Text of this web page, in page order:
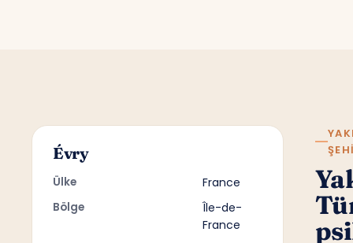
Évry
Ülke France
Bölge
Île-de-
France